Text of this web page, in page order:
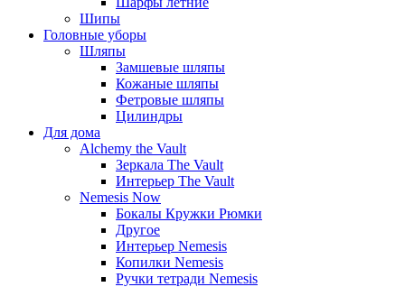
Шипы
Головные уборы
Шляпы
Замшевые шляпы
Кожаные шляпы
Фетровые шляпы
Цилиндры
Для дома
Alchemy the Vault
Зеркала The Vault
Интерьер The Vault
Nemesis Now
Бокалы Кружки Рюмки
Другое
Интерьер Nemesis
Копилки Nemesis
Ручки тетради Nemesis